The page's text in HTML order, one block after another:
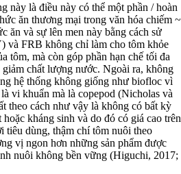
này là điều này có thể một phần / hoàn
ăn thương mại trong văn hóa chiếm ~
ăn và sự lên men này bằng cách sử
và FRB không chỉ làm cho tôm khỏe
tôm, mà còn góp phần hạn chế tối đa
giảm chất lượng nước. Ngoài ra, không
hệ thống không giống như biofloc vì
vi khuẩn mà là copepod (Nicholas và
theo cách như vậy là không có bất kỳ
kháng sinh và do đó có giá cao trên
tiêu dùng, thậm chí tôm nuôi theo
vị ngon hơn những sản phẩm được
nuôi không bền vững (Higuchi, 2017;